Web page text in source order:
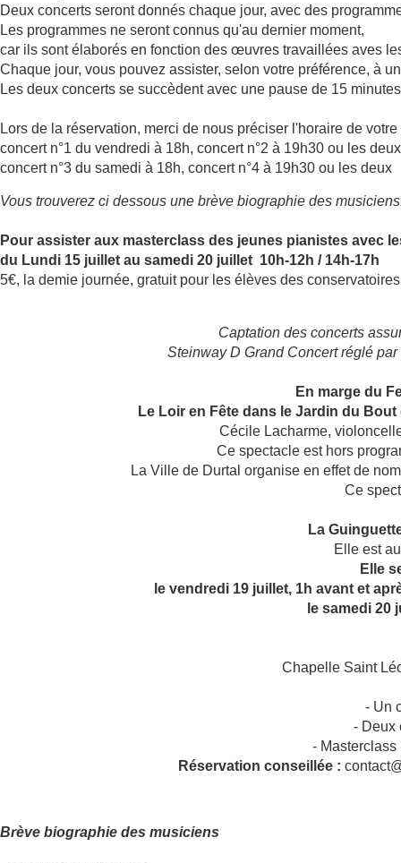
Deux concerts seront donnés chaque jour, avec des
Les programmes ne seront connus qu'au dernier moment,
car ils sont élaborés en fonction des œuvres travaillées aves
Chaque jour, vous pouvez assister, selon votre préférence, à
Les deux concerts se succèdent avec une pause de 15
Lors de la réservation, merci de nous préciser l'horaire de votre
concert n°1 du vendredi à 18h, concert n°2 à 19h30 ou les
concert n°3 du samedi à 18h, concert n°4 à 19h30 ou les deux
Vous trouverez ci dessous une brève biographie des
Pour assister aux masterclass des jeunes pianistes avec
du Lundi 15 juillet au samedi 20 juillet 10h-12h / 14h-17h
5€, la demie journée, gratuit pour les élèves des
Captation des concerts
Steinway D Grand Concert réglé
En marge du
Le Loir en Fête dans le Jardin du
Cécile Lacharme,
Ce spectacle est hors
La Ville de Durtal organise en effet de
Ce
La
Elle est
Elle
le vendredi 19 juillet, 1h avant et
le samedi 20
Chapelle Saint
- Un
- Deux
-
Réservation conseillée :
Brève biographie des musiciens